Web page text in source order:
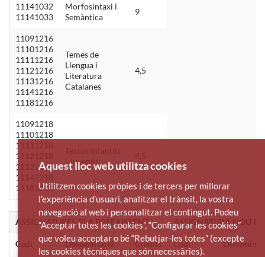
11141032
11141033
Morfosintaxi i
Semàntica
9
11091216
11101216
11111216
11121216
11131216
11141216
11181216
Temes de
Llengua i
Literatura
Catalanes
4,5
11091218
11101218
11111218
11121218
11131218
11141218
11181218
i Juvenils
ASSIGNATURES PLA PREEXISTENT ASSIGNATURA NOU
Codi Denominació Crèdits Codi
Aquest lloc web utilitza cookies
Utilitzem cookies pròpies i de tercers per millorar
l’experiència d’usuari, analitzar el trànsit, la vostra
navegació al web i personalitzar el contingut. Podeu
“Acceptar totes les cookies”, “Configurar les cookies”
que voleu acceptar o bé “Rebutjar-les totes” (excepte
les cookies tècniques que són necessàries).